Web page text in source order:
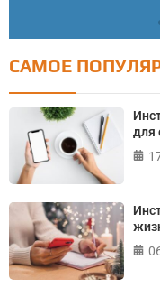
Тест: Как я
Онлайн тест на
САМОЕ
для